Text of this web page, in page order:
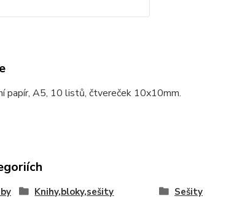
papír, A5, 10 listů, čtvereček 10x10mm.
Knihy,bloky,sešity Sešity